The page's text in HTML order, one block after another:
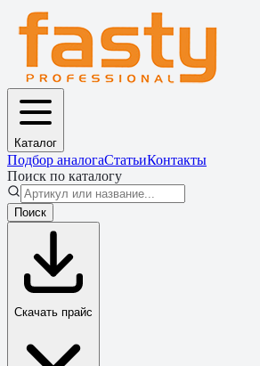
Каталог
Подбор аналогаСтатьиКонтакты
Поиск по каталогу
Поиск
Скачать прайс